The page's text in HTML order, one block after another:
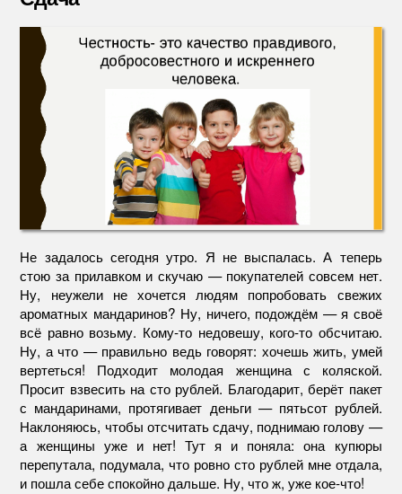
Не задалось сегодня утро. Я не выспалась. А теперь
стою за прилавком и скучаю — покупателей совсем нет.
Ну, неужели не хочется людям попробовать свежих
ароматных мандаринов? Ну, ничего, подождём — я своё
всё равно возьму. Кому-то недовешу, кого-то обсчитаю.
Ну, а что — правильно ведь говорят: хочешь жить, умей
вертеться! Подходит молодая женщина с коляской.
Просит взвесить на сто рублей. Благодарит, берёт пакет
с мандаринами, протягивает деньги — пятьсот рублей.
Наклоняюсь, чтобы отсчитать сдачу, поднимаю голову —
а женщины уже и нет! Тут я и поняла: она купюры
перепутала, подумала, что ровно сто рублей мне отдала,
и пошла себе спокойно дальше. Ну, что ж, уже кое-что!